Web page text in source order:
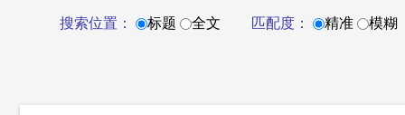
搜索位置： 标题 全文 匹配度： 精准 模糊